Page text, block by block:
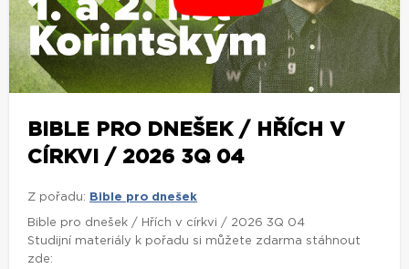
BIBLE PRO DNEŠEK / HŘÍCH V
CÍRKVI / 2026 3Q 04
Z pořadu: Bible pro dnešek
Bible pro dnešek / Hřích v církvi / 2026 3Q 04
Studijní materiály k pořadu si můžete zdarma stáhnout
zde: